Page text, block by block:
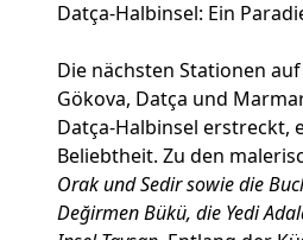
Datça-Halbinsel: Ein
Die nächsten Stationen
Gökova, Datça und
Datça-Halbinsel erstreckt,
Beliebtheit. Zu den
Orak und Sedir sowie die
Değirmen Bükü, die Yedi